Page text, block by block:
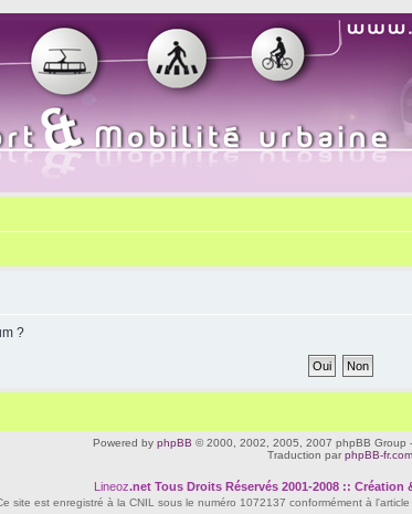
?
Powered by phpBB © 2000, 2002, 2005, 2007 phpBB Group
Traduction par phpBB-fr.com
Lineoz.netTous Droits Réservés 2001-2008 :: Création
site est enregistré à la CNIL sous le numéro 1072137 conformément à